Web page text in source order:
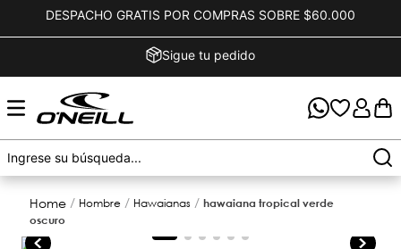
DESPACHO GRATIS POR COMPRAS SOBRE $60.000
Sigue tu pedido
hombre hawaianas
hawaiana tropical verde
oscuro